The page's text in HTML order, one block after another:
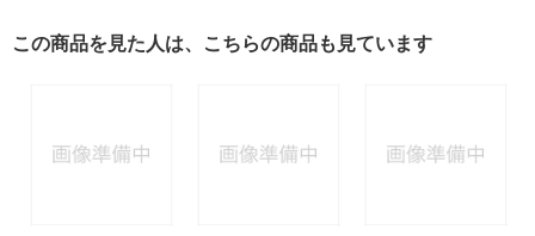
この商品を見た人は、こちらの商品も見ています